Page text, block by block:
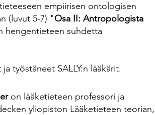
empiirisen ontologisen
(luvut 5-7) "Osa II: Antropologista
hengentieteen suhdetta
työstäneet SALLY:n lääkärit.
on lääketieteen professori ja
yliopiston Lääketieteen teorian,